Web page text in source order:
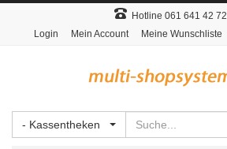
Hotline 061 641 42 72
Login
Mein Account Meine Wunschliste
- Kassentheken